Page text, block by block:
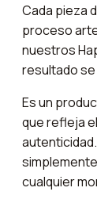
Cada pieza
proceso
nuestros
resultado
Es un
que refleja
cualquier